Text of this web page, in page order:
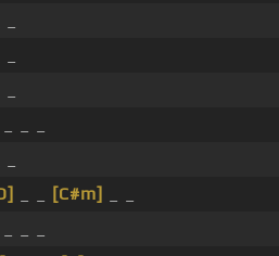
[C#m]